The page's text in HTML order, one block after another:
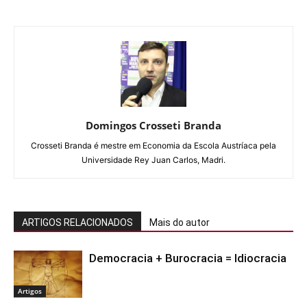
Domingos Crosseti Branda
Crosseti Branda é mestre em Economia da Escola Austríaca pela
Universidade Rey Juan Carlos, Madri.
ARTIGOS RELACIONADOS Mais do autor
Artigos
Democracia + Burocracia = Idiocracia